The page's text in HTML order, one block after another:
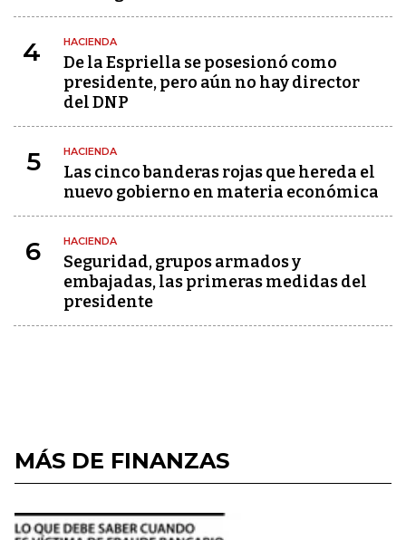
4 HACIENDA
De la Espriella se posesionó como
presidente, pero aún no hay director
del DNP
5 HACIENDA
Las cinco banderas rojas que hereda el
nuevo gobierno en materia económica
6 HACIENDA
Seguridad, grupos armados y
embajadas, las primeras medidas del
presidente
MÁS DE FINANZAS